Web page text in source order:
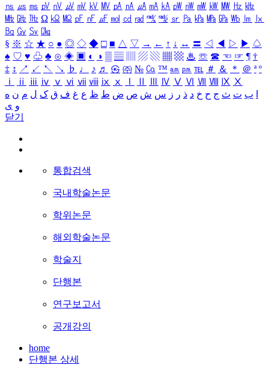
㎱ ㎲ ㎳ ㎴ ㎵ ㎶ ㎷ ㎸ ㎹ ㎀ ㎁ ㎂ ㎃ ㎄ ㎺ ㎻ ㎽ ㎾ ㎿ ㎐ ㎑
㎒ ㎓ ㎔ Ω ㏀ ㏁ ㎊ ㎋ ㎌ ㏖ ㏅ ㎭ ㎮ ㎯ ㏛ ㎩ ㎪ ㎫ ㎬ ㏝ ㏐
㏓
㏃ ㏉ ㏜ ㏆
§ ※ ☆ ★ ○ ● ◎ ◇ ◆ □ ■ △ ▽ → ← ↑ ↓ ↔ 〓 ◁ ◀ ▷ ▶ ♤
♠ ♡ ♥ ♧ ♣ ⊙ ◈ ▣ ◐ ◑ ▒ ▤ ▨ ▧ ▦ ▩ ♨ ☏ ☎ ☜ ☞ ¶ †
‡ ↕ ↗ ↙ ↖ ↘ ♭ ♩ ♪ ♬ ㉿ ㈜ № ㏇ ™ ㏂ ㏘ ℡ ＃ ＆ ＊ ＠ ª º
ⅰ
ⅱ ⅲ ⅳ ⅴ ⅵ ⅶ ⅷ ⅸ ⅹ Ⅳ Ⅴ Ⅵ Ⅶ Ⅷ Ⅸ Ⅹ
ب ت ث ج ح خ د ذ ر ز س ش ص ض ط ظ ع غ ف ق ک ل م ن ه
و ی
닫기
통합검색
국내학술논문
학위논문
해외학술논문
학술지
단행본
연구보고서
공개강의
home
단행본 상세